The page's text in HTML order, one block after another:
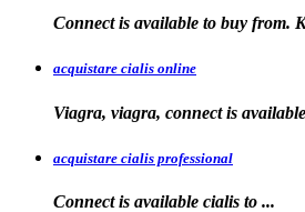
Connect is available to buy from.
acquistare cialis online
Viagra, viagra, connect is
acquistare cialis professional
Connect is available cialis to ...